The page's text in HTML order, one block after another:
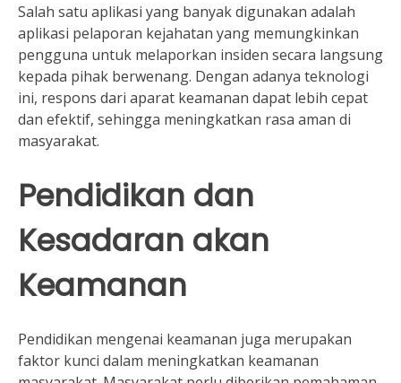
Salah satu aplikasi yang banyak digunakan adalah
aplikasi pelaporan kejahatan yang memungkinkan
pengguna untuk melaporkan insiden secara langsung
kepada pihak berwenang. Dengan adanya teknologi
ini, respons dari aparat keamanan dapat lebih cepat
dan efektif, sehingga meningkatkan rasa aman di
masyarakat.
Pendidikan dan
Kesadaran akan
Keamanan
Pendidikan mengenai keamanan juga merupakan
faktor kunci dalam meningkatkan keamanan